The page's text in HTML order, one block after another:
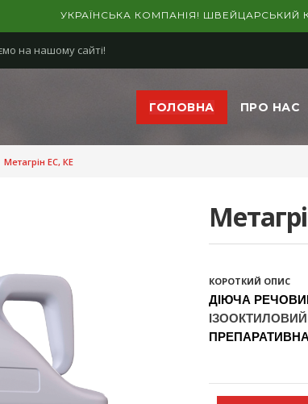
УКРАЇНСЬКА КОМПАНІЯ! ШВЕЙЦАРСЬКИЙ
на нашому сайті!
ГОЛОВНА ПРО НАС
Метагрін ЕС, КЕ
КОРОТКИЙ ОПИС
ДІЮЧА
ІЗООКТИЛОВИЙ